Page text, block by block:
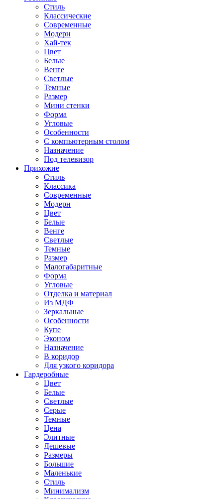
Стиль
Классические
Современные
Модерн
Хай-тек
Цвет
Белые
Венге
Светлые
Темные
Размер
Мини стенки
Форма
Угловые
Особенности
С компьютерным столом
Назначение
Под телевизор
Прихожие
Стиль
Классика
Современные
Модерн
Цвет
Белые
Венге
Светлые
Темные
Размер
Малогабаритные
Форма
Угловые
Отделка и материал
Из МДФ
Зеркальные
Особенности
Купе
Эконом
Назначение
В коридор
Для узкого коридора
Гардеробные
Цвет
Белые
Светлые
Серые
Темные
Цена
Элитные
Дешевые
Размеры
Большие
Маленькие
Стиль
Минимализм